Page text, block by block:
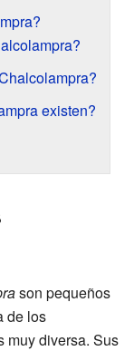
existen?
son pequeños
de los
muy diversa. Sus